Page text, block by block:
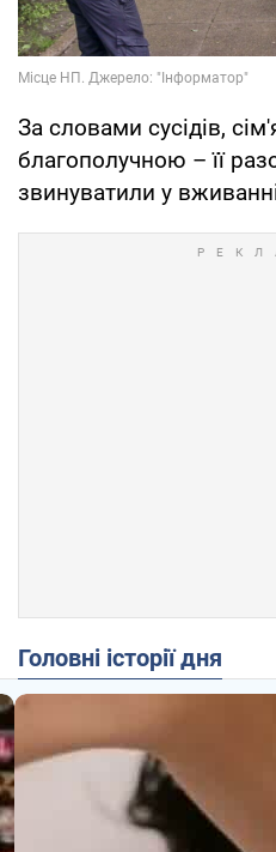
За словами сусідів,
благополучною – її
звинуватили у
Головні історії дня